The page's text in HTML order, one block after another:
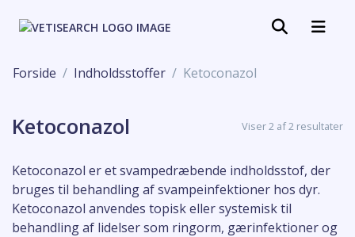
Forside Indholdsstoffer Ketoconazol
Ketoconazol Viser 2 af 2 resultater
Ketoconazol er et svampedræbende indholdsstof, der
bruges til behandling af svampeinfektioner hos dyr.
Ketoconazol anvendes topisk eller systemisk til
behandling af lidelser som ringorm, gærinfektioner og